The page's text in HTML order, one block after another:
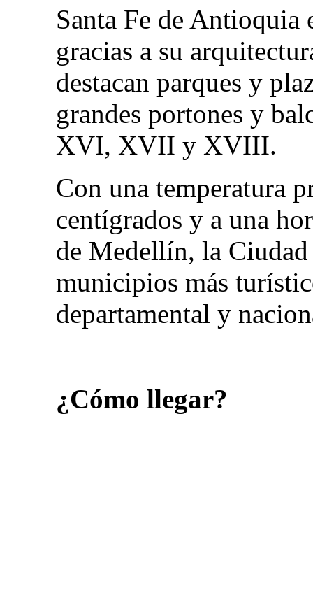
Santa Fe de Antioquia
gracias a su
destacan parques y
grandes portones y
XVI, XVII y XVIII.
Con una temperatura
centígrados y a una
de Medellín, la
municipios más
departamental y
¿Cómo llegar?